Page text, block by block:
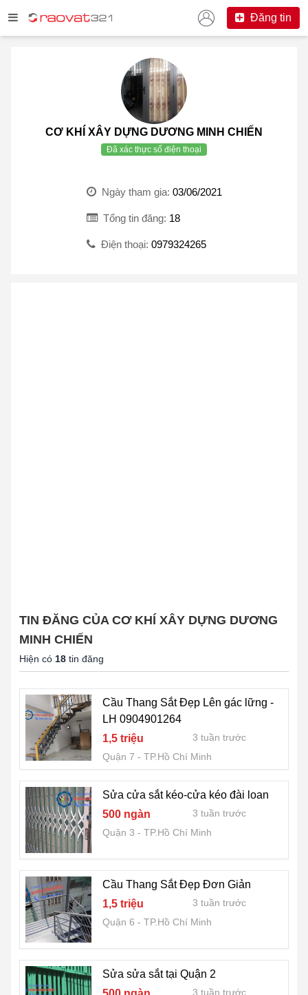
Đăng tin
CƠ KHÍ XÂY DỰNG DƯƠNG MINH CHIẾN
Đã xác thực số điện thoại
Ngày tham gia: 03/06/2021
Tổng tin đăng: 18
Điện thoại: 0979324265
TIN ĐĂNG CỦA CƠ KHÍ XÂY DỰNG DƯƠNG
MINH CHIẾN
Hiện có 18 tin đăng
Cầu Thang Sắt Đẹp Lên gác lững -
LH 0904901264
1,5 triệu
3 tuần trước
Quận 7
TP.Hồ Chí Minh
Sửa cửa sắt kéo-cửa kéo đài loan
500 ngàn
3 tuần trước
Quận 3
TP.Hồ Chí Minh
Cầu Thang Sắt Đẹp Đơn Giản
1,5 triệu
3 tuần trước
Quận 6
TP.Hồ Chí Minh
Sửa sửa sắt tại Quận 2
3 tuần trước